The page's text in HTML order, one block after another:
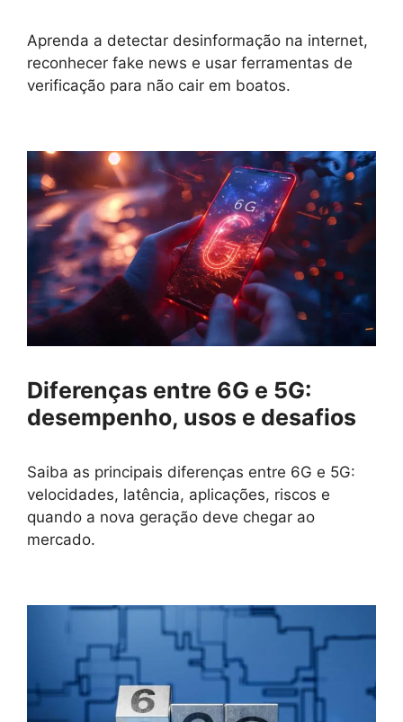
Aprenda a detectar desinformação na internet,
reconhecer fake news e usar ferramentas de
verificação para não cair em boatos.
Diferenças entre 6G e 5G:
desempenho, usos e desafios
Saiba as principais diferenças entre 6G e 5G:
velocidades, latência, aplicações, riscos e
quando a nova geração deve chegar ao
mercado.